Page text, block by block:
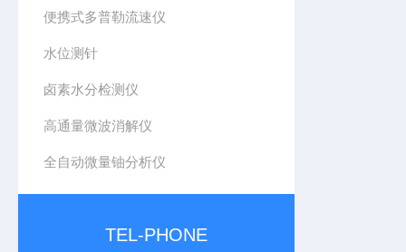
便携式多普勒流速仪
水位测针
卤素水分检测仪
高通量微波消解仪
全自动微量铀分析仪
TEL-PHONE